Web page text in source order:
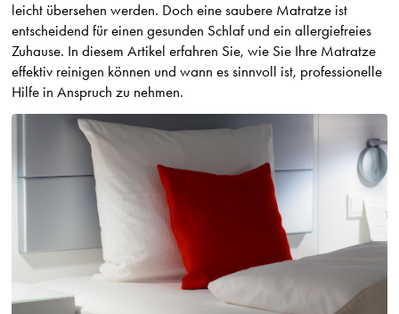
leicht übersehen werden. Doch eine saubere Matratze ist
entscheidend für einen gesunden Schlaf und ein allergiefreies
Zuhause. In diesem Artikel erfahren Sie, wie Sie Ihre Matratze
effektiv reinigen können und wann es sinnvoll ist, professionelle
Hilfe in Anspruch zu nehmen.